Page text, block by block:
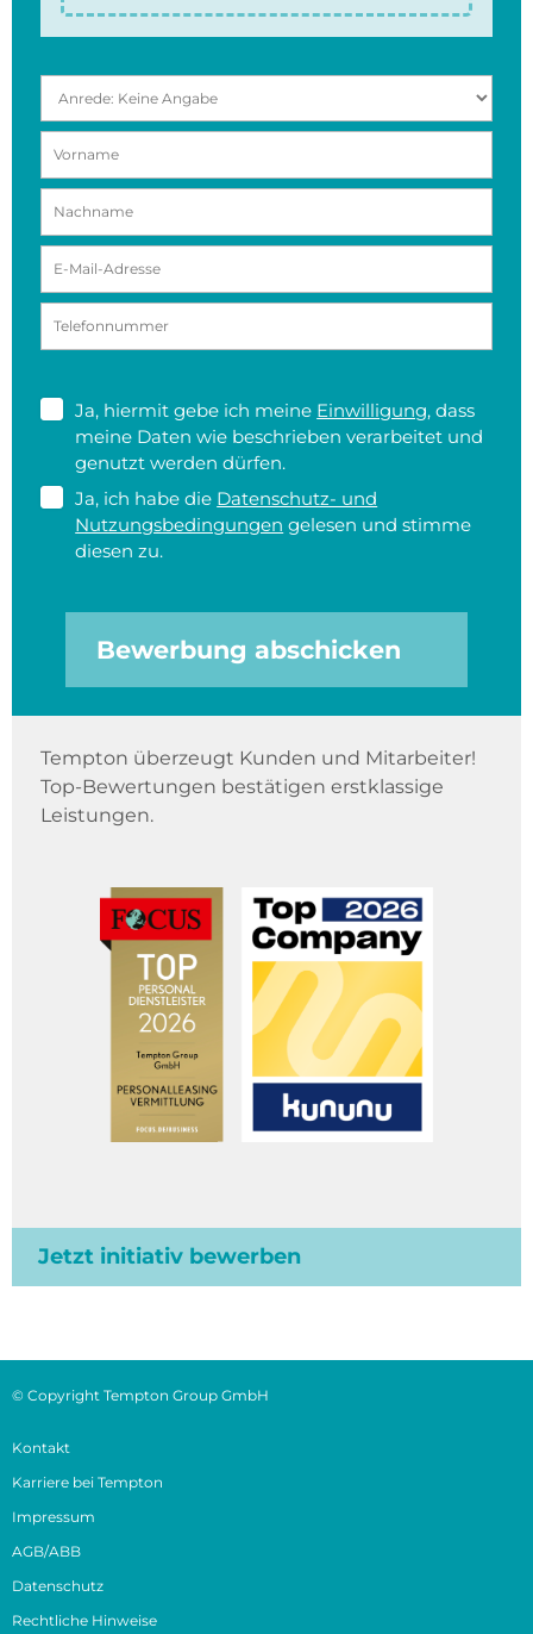
Ja, hiermit gebe ich meine Einwilligung, dass
meine Daten wie beschrieben verarbeitet und
genutzt werden dürfen.
Ja, ich habe die Datenschutz- und
Nutzungsbedingungen gelesen und stimme
diesen zu.
Bewerbung abschicken
Tempton überzeugt Kunden und Mitarbeiter!
Top-Bewertungen bestätigen erstklassige
Leistungen.
Jetzt initiativ bewerben
© Copyright Tempton Group GmbH
Kontakt
Karriere bei Tempton
Impressum
AGB/ABB
Datenschutz
Rechtliche Hinweise